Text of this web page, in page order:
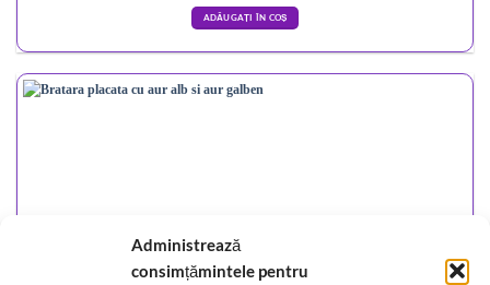
Administrează
consimțămintele pentru
ADĂUGAȚI ÎN COȘ